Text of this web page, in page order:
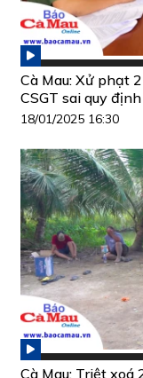
Cà Mau: Xử phạt
CSGT sai quy định
18/01/2025 16:30
Cà Mau: Triệt xoá